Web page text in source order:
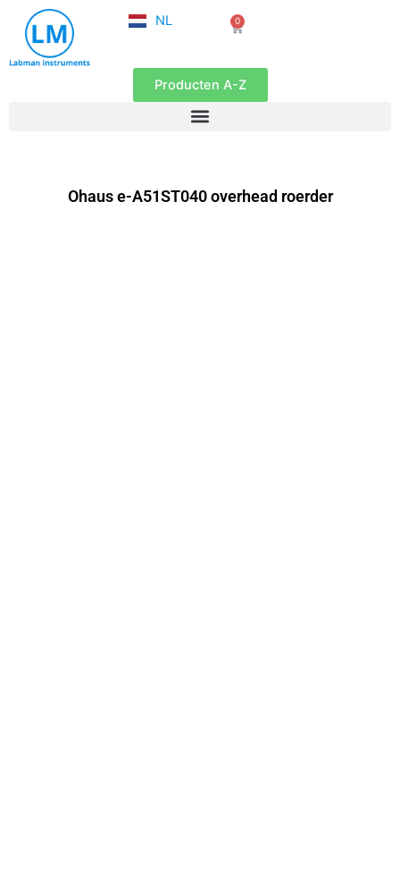
naar
NL
EN
0
Winkelwagen
Producten A-Z
Ohaus e-A51ST040 overhead roerder